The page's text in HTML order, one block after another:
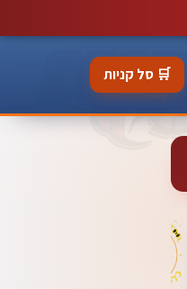
🛒 סל קניות